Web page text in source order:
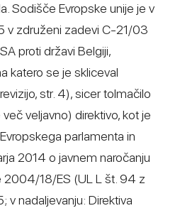
Sodišče Evropske unije je v
v združeni zadevi C-21/03
proti državi Belgiji,
katero se je skliceval
str. 4), sicer tolmačilo
veljavno) direktivo, kot je
parlamenta in
2014 o javnem naročanju
2004/18/ES (UL L št. 94 z
v nadaljevanju: Direktiva